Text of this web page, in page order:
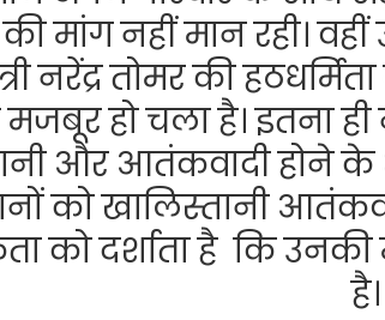
मांग नहीं मान रही।
नरेंद्र तोमर की
हो चला है। इतना
और आतंकवादी होने के
को खालिस्तानी
को दर्शाता है कि
है।